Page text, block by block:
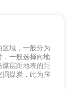
域，一般分为
，一般选择向地
层距地表的距
煤炭，此为露